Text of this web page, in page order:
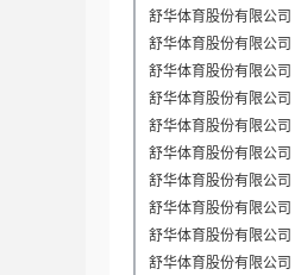
舒华体育股份有限公司
舒华体育股份有限公司
舒华体育股份有限公司
舒华体育股份有限公司
舒华体育股份有限公司
舒华体育股份有限公司
舒华体育股份有限公司
舒华体育股份有限公司
舒华体育股份有限公司
舒华体育股份有限公司